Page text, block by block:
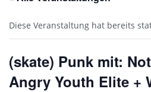
Diese Veranstaltung hat bereits
(skate) Punk mit:
Angry Youth Elite +